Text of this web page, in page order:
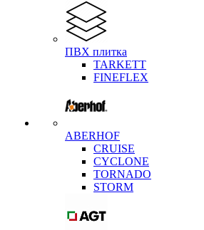
ПВХ плитка
TARKETT
FINEFLEX
ABERHOF
CRUISE
CYCLONE
TORNADO
STORM